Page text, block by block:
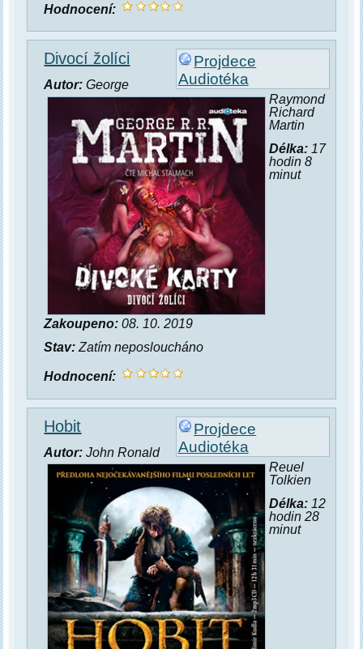
Hodnocení:
Projdece
Audiotéka
Divocí žolíci
Autor: George
Raymond
Richard
Martin
Délka:17
hodin 8
minut
Zakoupeno: 08. 10. 2019
Stav:Zatím neposloucháno
Hodnocení:
Projdece
Audiotéka
Hobit
Autor: John Ronald
Reuel
Tolkien
Délka:12
hodin 28
minut